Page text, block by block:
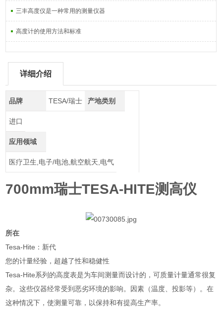
三丰高度仪是一种常用的测量仪器
高度计的使用方法和标准
详细介绍
品牌 TESA/瑞士 产地类别
进口
应用领域
医疗卫生,电子/电池,航空航天,电气
700mm瑞士TESA-HITE测高仪
所在
Tesa-Hite：新代
您的计量经验，超越了性和稳健性
Tesa-Hite系列的高度表是为车间测量而设计的，可质量计量通常很复
杂。这些仪器经常受到恶劣环境的影响。因素（温度、投影等）。在
这种情况下，使测量可靠，以保持和有提高生产率。